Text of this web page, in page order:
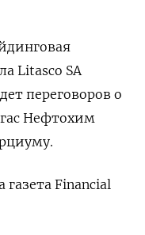
Litasco SA
переговоров о
Нефтохим
газета Financial